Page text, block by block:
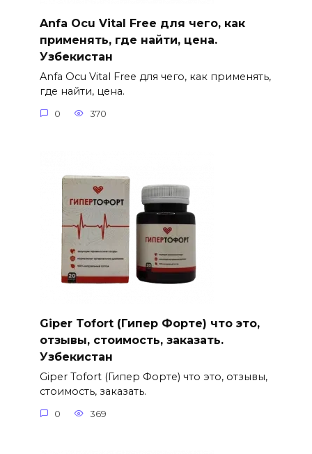
Anfa Ocu Vital Free для чего, как
применять, где найти, цена.
Узбекистан
Anfa Ocu Vital Free для чего, как применять,
где найти, цена.
0 370
Giper Tofort (Гипер Форте) что это,
отзывы, стоимость, заказать.
Узбекистан
Giper Tofort (Гипер Форте) что это, отзывы,
стоимость, заказать.
0 369